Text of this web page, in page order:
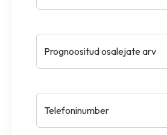
Prognoositud osalejate arv
Telefoninumber